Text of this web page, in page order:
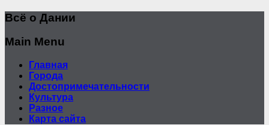
Всё о Дании
Main Menu
Главная
Города
Достопримечательности
Культура
Разное
Карта сайта